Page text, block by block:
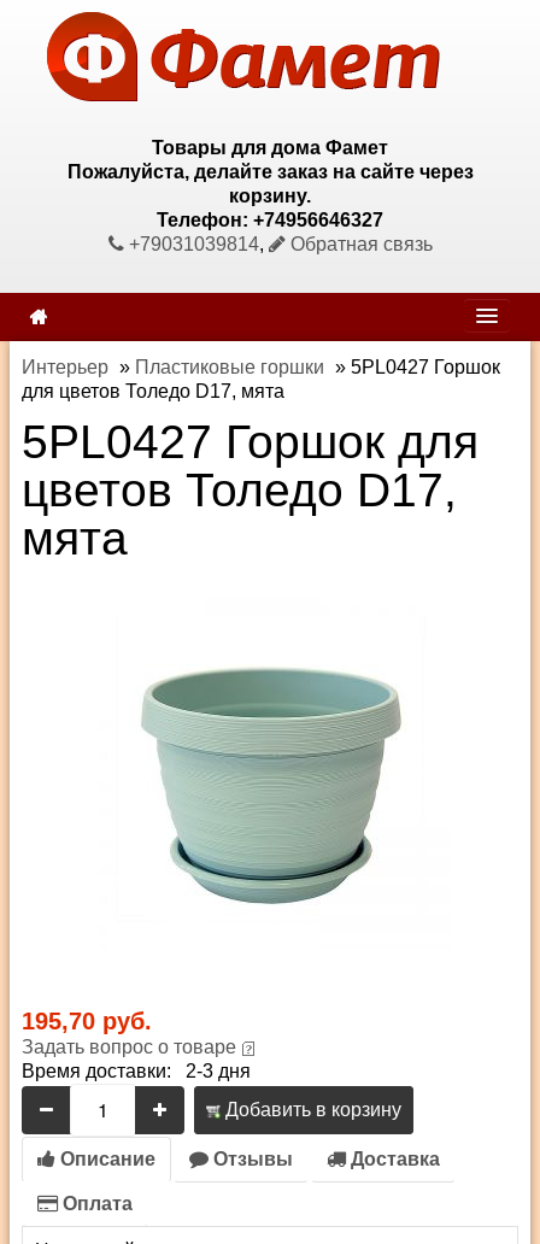
Товары для дома Фамет
Пожалуйста, делайте заказ на сайте через
корзину.
Телефон: +74956646327
+79031039814, Обратная связь
Интерьер » Пластиковые горшки » 5PL0427 Горшок
для цветов Толедо D17, мята
5PL0427 Горшок для
цветов Толедо D17,
мята
195,70 руб.
Задать вопрос о товаре
Время доставки: 2-3 дня
Добавить в корзину
Описание Отзывы Доставка
Оплата